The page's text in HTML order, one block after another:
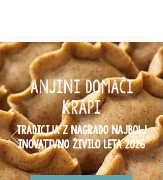
ANJINI DOMAČI
KRAPI
Tradicija z nagrado Najbolj
inovativno živilo leta 2026